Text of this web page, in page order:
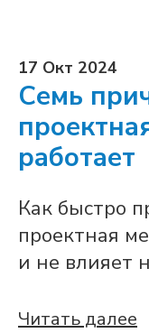
17 Окт 2024
Семь
работает
Как быстро
проектная
и не влияет
Читать далее